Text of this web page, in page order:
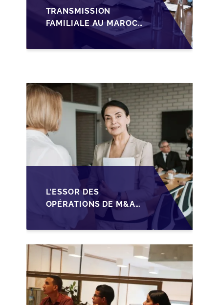
TRANSMISSION
FAMILIALE AU MAROC :
ANTICIPER LA
GOUVERNANCE POUR
L'ESSOR DES
OPÉRATIONS DE M&A
MID-MARKET AU
MAROC EN 2026 :
DÉFIS POUR LES PME